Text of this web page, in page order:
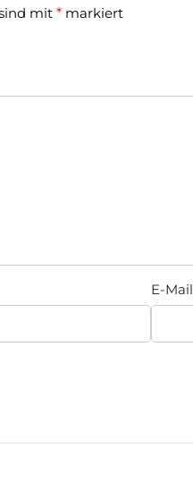
mit * markiert
E-Mail